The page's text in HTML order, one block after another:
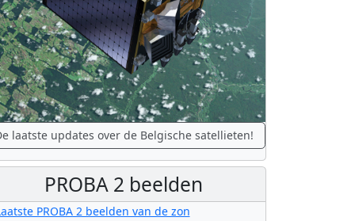
laatste updates over de Belgische satellieten!
PROBA 2 beelden